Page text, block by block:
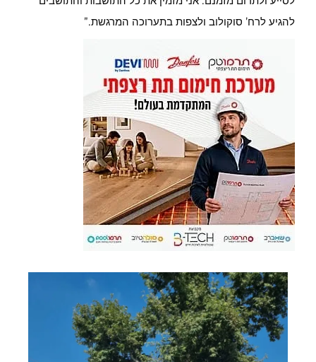
להגיע לרח' סוקולוב ולצפות בתערוכה המרגשת."